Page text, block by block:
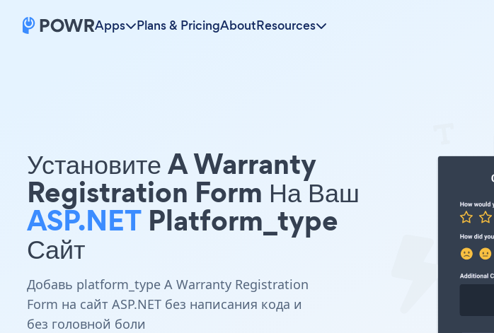
Apps Plans & PricingAboutResources
Установите A Warranty
Registration Form На Ваш
ASP.NET Platform_type
Сайт
Добавь platform_type A Warranty Registration
Form на сайт ASP.NET без написания кода и
без головной боли